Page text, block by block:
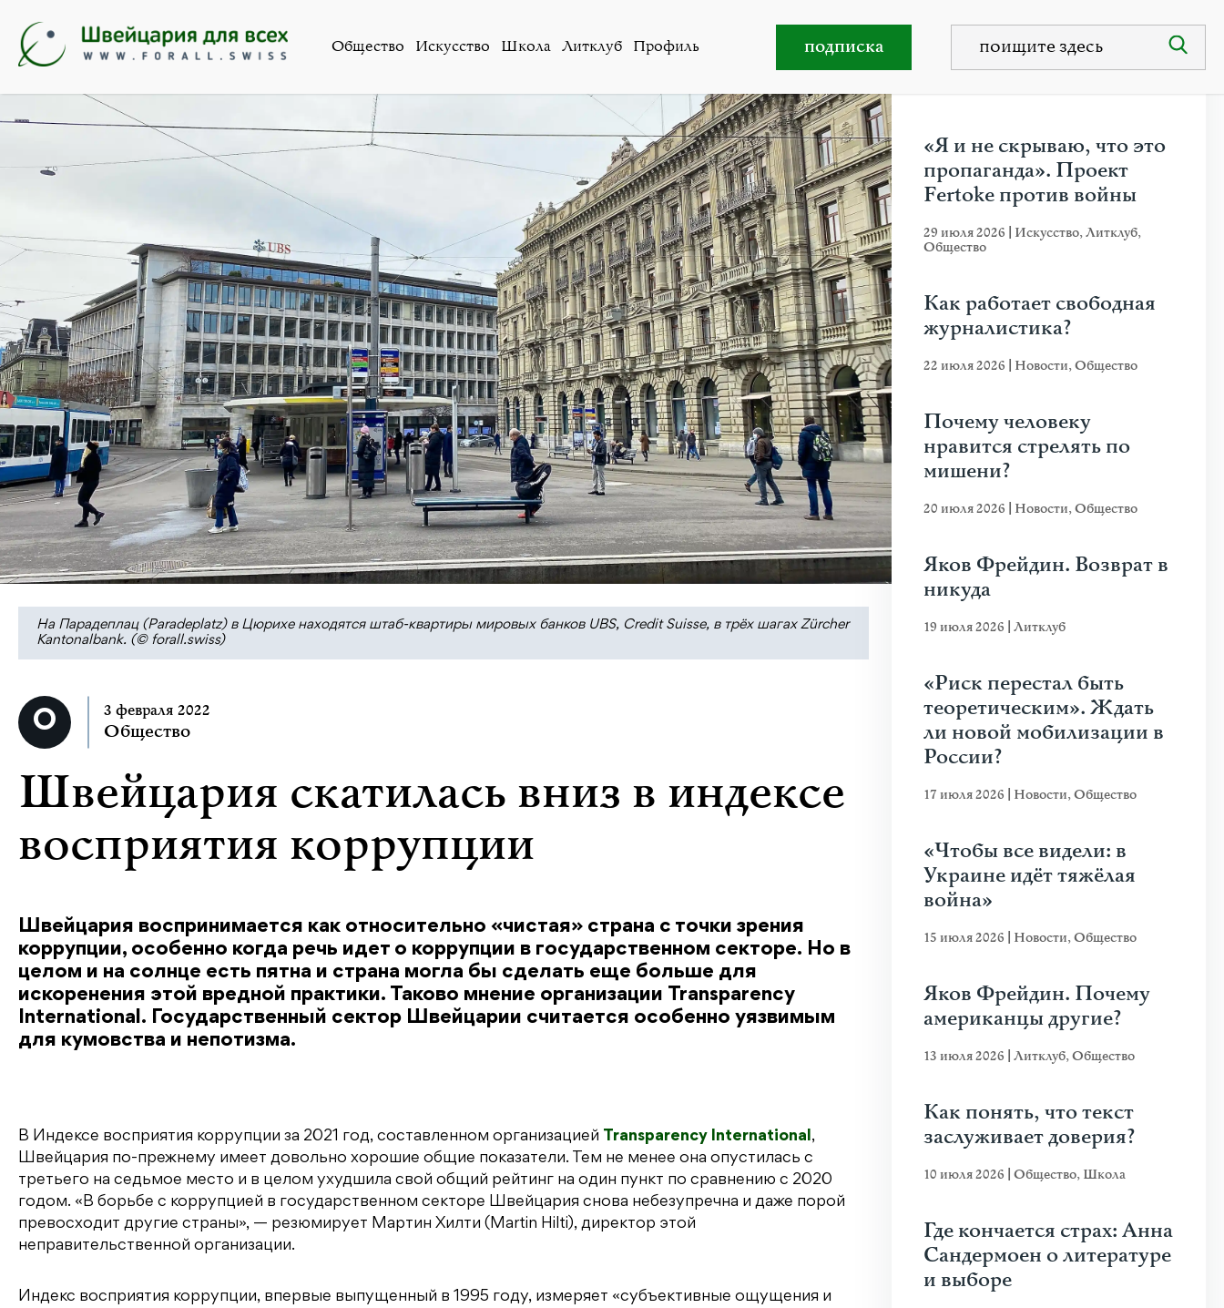
Общество Искусство Школа Литклуб Профиль подписка
Швейцария скатилась вниз в индексе восприятия коррупции
На Парадеплац (Paradeplatz) в Цюрихе находятся штаб-квартиры мировых банков UBS, Credit Suisse, в трёх шагах Zürcher
Kantonalbank. (© forall.swiss)
3 февраля 2022
Общество
Швейцария скатилась вниз в индексе
восприятия коррупции
Швейцария воспринимается как относительно «чистая» страна с точки зрения
коррупции, особенно когда речь идет о коррупции в государственном секторе. Но в
целом и на солнце есть пятна и страна могла бы сделать еще больше для
искоренения этой вредной практики. Таково мнение организации Transparency
International. Государственный сектор Швейцарии считается особенно уязвимым
для кумовства и непотизма.
В Индексе восприятия коррупции за 2021 год, составленном организацией Transparency International ,
Швейцария по-прежнему имеет довольно хорошие общие показатели. Тем не менее она опустилась с
третьего на седьмое место и в целом ухудшила свой общий рейтинг на один пункт по сравнению с 2020
годом. «В борьбе с коррупцией в государственном секторе Швейцария снова небезупречна и даже порой
превосходит другие страны», — резюмирует Мартин Хилти (Martin Hilti), директор этой
неправительственной организации.
Индекс восприятия коррупции, впервые выпущенный в 1995 году, измеряет «субъективные ощущения и
«Я и не скрываю, что это
пропаганда». Проект
Fertoke против войны
29 июля 2026 Искусство,Литклуб,
Общество
Как работает свободная
журналистика?
22 июля 2026 Новости,Общество
Почему человеку
нравится стрелять по
мишени?
20 июля 2026 Новости,Общество
Яков Фрейдин. Возврат в
никуда
19 июля 2026 Литклуб
«Риск перестал быть
теоретическим». Ждать
ли новой мобилизации в
России?
17 июля 2026 Новости,Общество
«Чтобы все видели: в
Украине идёт тяжёлая
война»
15 июля 2026 Новости,Общество
Яков Фрейдин. Почему
американцы другие?
13 июля 2026 Литклуб,Общество
Как понять, что текст
заслуживает доверия?
10 июля 2026 Общество, Школа
Где кончается страх: Анна
Сандермоен о литературе
и выборе